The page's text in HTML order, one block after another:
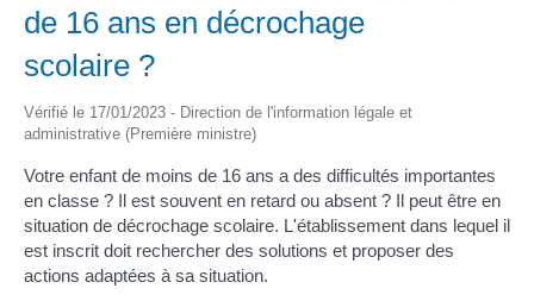
de 16 ans en décrochage
scolaire ?
Vérifié le 17/01/2023 - Direction de l'information légale et
administrative (Première ministre)
Votre enfant de moins de 16 ans a des difficultés importantes
en classe ? Il est souvent en retard ou absent ? Il peut être en
situation de décrochage scolaire. L'établissement dans lequel il
est inscrit doit rechercher des solutions et proposer des
actions adaptées à sa situation.